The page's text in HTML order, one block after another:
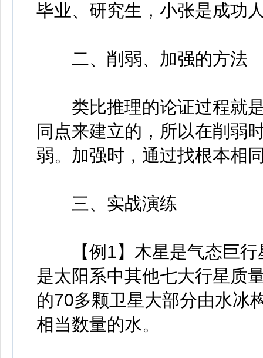
毕业、研究生，小张是成功
二、削弱、加强的方法
类比推理的论证过程就是
同点来建立的，所以在削弱
弱。加强时，通过找根本相
三、实战演练
【例1】木星是气态巨行
是太阳系中其他七大行星质
的70多颗卫星大部分由水冰
相当数量的水。